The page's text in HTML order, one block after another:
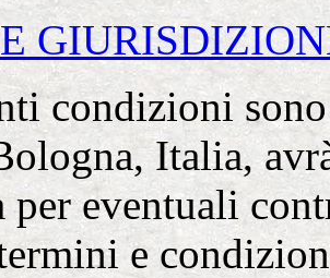
condizioni
Italia,
per eventuali
e